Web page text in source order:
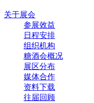
关于展会
参展效益
日程安排
组织机构
糖酒会概况
展区分布
媒体合作
资料下载
往届回顾